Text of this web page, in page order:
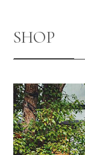
SHOP